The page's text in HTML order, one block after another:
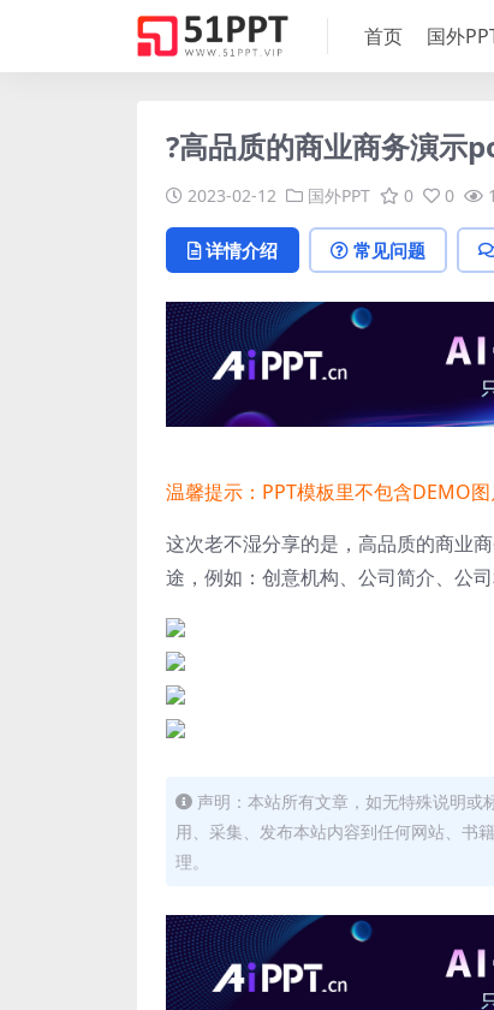
首页 国外
?高品质的商业商务演示
2023-02-12 国外PPT 0 0
详情介绍 常见问题
温馨提示：PPT模板里不包含DEMO图
这次老不湿分享的是，高品质的商业
途，例如：创意机构、公司简介、公
声明：本站所有文章，如无特殊说明
用、采集、发布本站内容到任何网站、书
理。